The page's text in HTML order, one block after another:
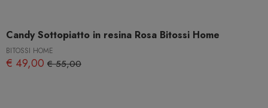
Candy Sottopiatto in resina Rosa Bitossi Home
BITOSSI HOME
€ 49,00 € 55,00